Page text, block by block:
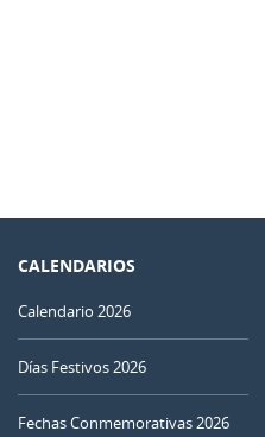
CALENDARIOS
Calendario 2026
Días Festivos 2026
Fechas Conmemorativas 2026